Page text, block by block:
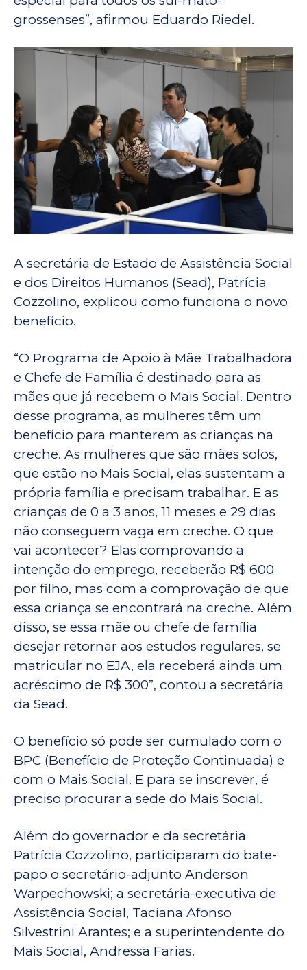
grossenses”, afirmou Eduardo Riedel.
A secretária de Estado de Assistência Social
e dos Direitos Humanos (Sead), Patrícia
Cozzolino, explicou como funciona o novo
benefício.
“O Programa de Apoio à Mãe Trabalhadora
e Chefe de Família é destinado para as
mães que já recebem o Mais Social. Dentro
desse programa, as mulheres têm um
benefício para manterem as crianças na
creche. As mulheres que são mães solos,
que estão no Mais Social, elas sustentam a
própria família e precisam trabalhar. E as
crianças de 0 a 3 anos, 11 meses e 29 dias
não conseguem vaga em creche. O que
vai acontecer? Elas comprovando a
intenção do emprego, receberão R$ 600
por filho, mas com a comprovação de que
essa criança se encontrará na creche. Além
disso, se essa mãe ou chefe de família
desejar retornar aos estudos regulares, se
matricular no EJA, ela receberá ainda um
acréscimo de R$ 300”, contou a secretária
da Sead.
O benefício só pode ser cumulado com o
BPC (Benefício de Proteção Continuada) e
com o Mais Social. E para se inscrever, é
preciso procurar a sede do Mais Social.
Além do governador e da secretária
Patrícia Cozzolino, participaram do bate-
papo o secretário-adjunto Anderson
Warpechowski; a secretária-executiva de
Assistência Social, Taciana Afonso
Silvestrini Arantes; e a superintendente do
Mais Social, Andressa Farias.